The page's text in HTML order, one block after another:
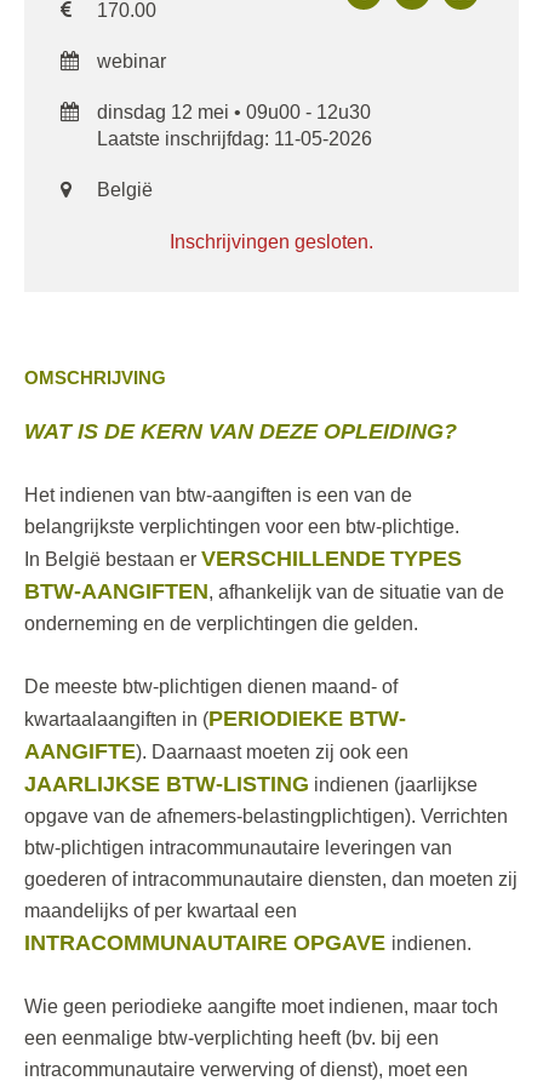
170.00
webinar
dinsdag 12 mei • 09u00 - 12u30
Laatste inschrijfdag: 11-05-2026
België
Inschrijvingen gesloten.
OMSCHRIJVING
WAT IS DE KERN VAN DEZE OPLEIDING?
Het indienen van btw-aangiften is een van de
belangrijkste verplichtingen voor een btw-plichtige.
In België bestaan er VERSCHILLENDE TYPES
BTW-AANGIFTEN, afhankelijk van de situatie van de
onderneming en de verplichtingen die gelden.
De meeste btw-plichtigen dienen maand- of
kwartaalaangiften in (PERIODIEKE BTW-
AANGIFTE). Daarnaast moeten zij ook een
JAARLIJKSE BTW-LISTING indienen (jaarlijkse
opgave van de afnemers-belastingplichtigen). Verrichten
btw-plichtigen intracommunautaire leveringen van
goederen of intracommunautaire diensten, dan moeten zij
maandelijks of per kwartaal een
INTRACOMMUNAUTAIRE OPGAVE indienen.
Wie geen periodieke aangifte moet indienen, maar toch
een eenmalige btw-verplichting heeft (bv. bij een
intracommunautaire verwerving of dienst), moet een